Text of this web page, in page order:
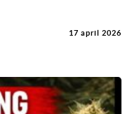
17 april 2026